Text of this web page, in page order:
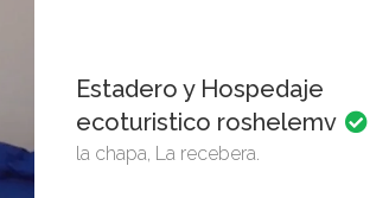
Estadero y Hospedaje
ecoturistico roshelemv
la chapa, La recebera.